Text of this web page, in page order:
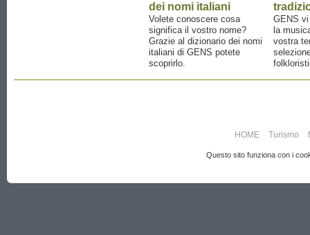
dei nomi italiani
Volete conoscere cosa
significa il vostro nome?
Grazie al dizionario dei nomi
italiani di GENS potete
scoprirlo.
GENS
la
vostra
HOME Turismo
Questo sito funziona con i